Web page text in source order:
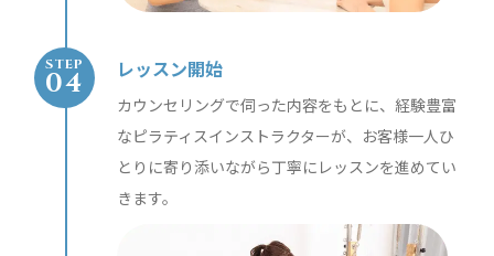
STEP レッスン開始
カウンセリングで伺った内容をもとに、経験豊富
なピラティスインストラクターが、お客様一人ひ
とりに寄り添いながら丁寧にレッスンを進めてい
きます。